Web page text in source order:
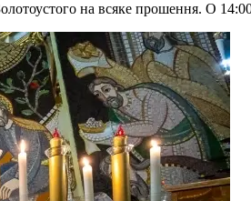
на всяке прошення. О